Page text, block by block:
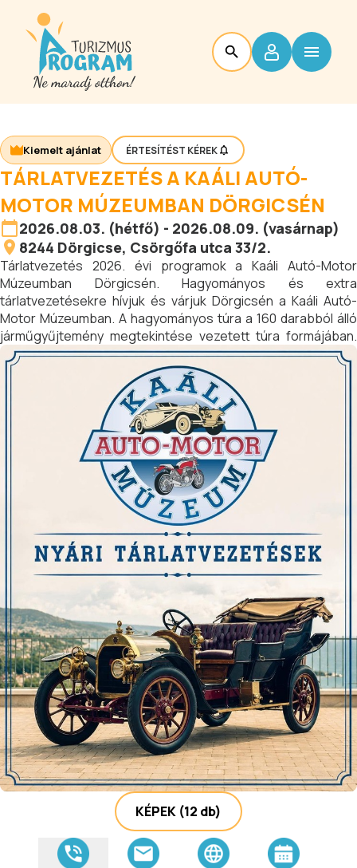
Kiemelt ajánlat ÉRTESÍTÉST KÉREK
TÁRLATVEZETÉS A KAÁLI AUTÓ-
MOTOR MÚZEUMBAN DÖRGICSÉN
2026.08.03. (hétfő) - 2026.08.09. (vasárnap)
8244 Dörgicse, Csörgőfa utca 33/2.
Tárlatvezetés 2026. évi programok a Kaáli Autó-Motor
Múzeumban Dörgicsén. Hagyományos és extra
tárlatvezetésekre hívjuk és várjuk Dörgicsén a Kaáli Autó-
Motor Múzeumban. A hagyományos túra a 160 darabból álló
járműgyűjtemény megtekintése vezetett túra formájában.
Az extra túra a 160 darabból álló járműgyűjtemény
részletesebb, lassabb tempójú megtekintése mellett az
Amerikai Emlékház megtekintését is tartalmazza, továbbá
lehetőség van 1-1 autó indításában, motorhangjában is
gyönyörködni, melyet tárlatvezetőink mutatnak be.
KÉPEK (12 db)